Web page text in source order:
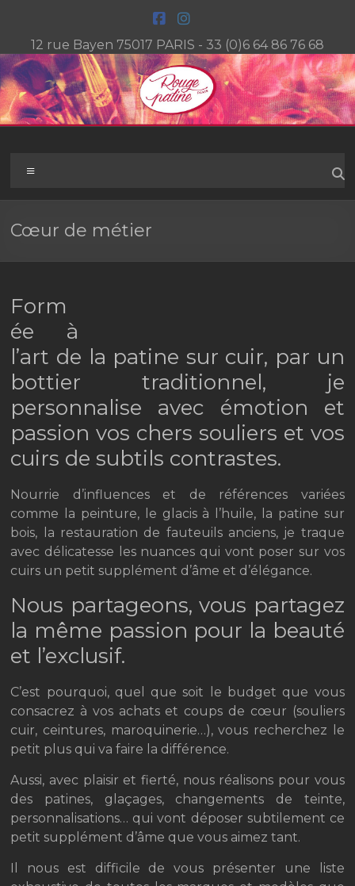
contenu12 rue Bayen 75017 PARIS - 33 (0)6 64 86 76 68
Rouge
Patine
Paris
artistiques
du
cuir
Cœur de métier
Form
ée à
l’art de la patine sur cuir, par un
bottier traditionnel, je
personnalise avec émotion et
passion vos chers souliers et vos
cuirs de subtils contrastes.
Nourrie d’influences et de références variées
comme la peinture, le glacis à l’huile, la patine sur
bois, la restauration de fauteuils anciens, je traque
avec délicatesse les nuances qui vont poser sur vos
cuirs un petit supplément d’âme et d’élégance.
Nous partageons, vous partagez
la même passion pour la beauté
et l’exclusif.
C’est pourquoi, quel que soit le budget que vous
consacrez à vos achats et coups de cœur (souliers
cuir, ceintures, maroquinerie…), vous recherchez le
petit plus qui va faire la différence.
Aussi, avec plaisir et fierté, nous réalisons pour vous
des patines, glaçages, changements de teinte,
personnalisations… qui vont déposer subtilement ce
petit supplément d’âme que vous aimez tant.
Il nous est difficile de vous présenter une liste